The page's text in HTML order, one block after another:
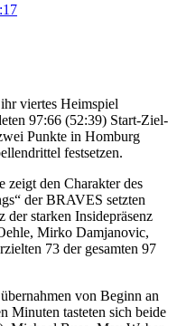
viertes Heimspiel
97:66 (52:39) Start-Ziel-
Punkte in Homburg
festsetzen.
zeigt den Charakter des
der BRAVES setzten
der starken Insidepräsenz
Mirko Damjanovic,
73 der gesamten 97
von Beginn an
Minuten tasteten sich beide